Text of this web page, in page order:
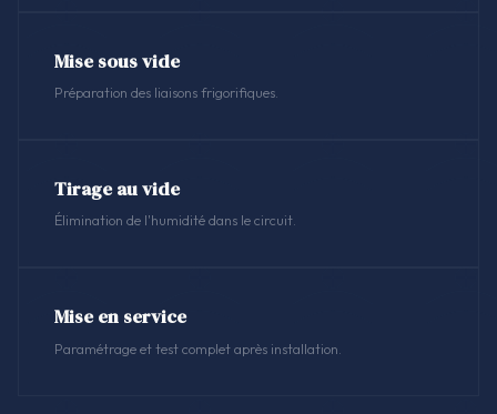
Mise sous vide
Préparation des liaisons frigorifiques.
Tirage au vide
Élimination de l'humidité dans le circuit.
Mise en service
Paramétrage et test complet après installation.